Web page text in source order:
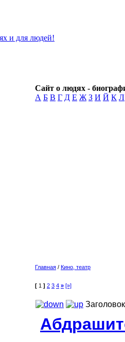
Сайт о людях -
А Б В Г Д Е Ж З И Й К Л
Главная / Кино, театр
[ 1 ] 2 3 4 » [»]
Заголовок